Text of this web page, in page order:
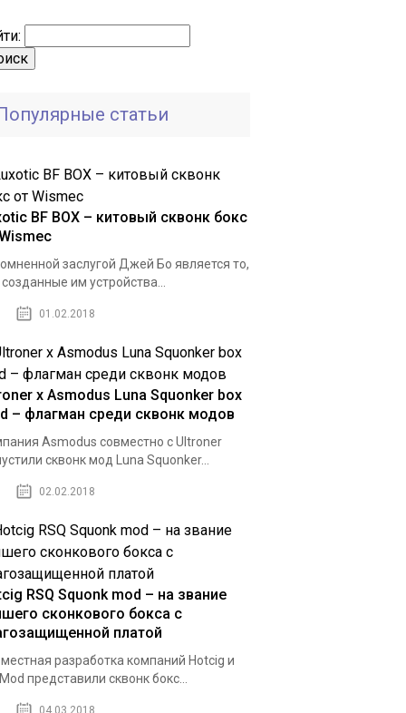
статьи
BF BOX – китовый сквонк бокс
заслугой Джей Бо является то,
им устройства...
01.02.2018
x Asmodus Luna Squonker box
– флагман среди сквонк модов
Asmodus совместно с Ultroner
сквонк мод Luna Squonker...
02.02.2018
RSQ Squonk mod – на звание
сконкового бокса с
платой
разработка компаний Hotcig и
представили сквонк бокс...
04.03.2018